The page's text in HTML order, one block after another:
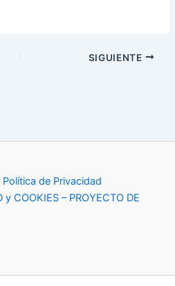
SIGUIENTE
de Privacidad
y COOKIES – PROYECTO DE